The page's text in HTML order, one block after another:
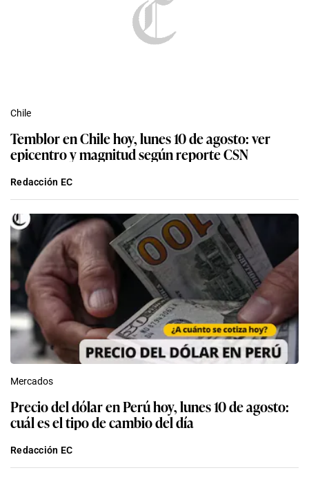
Chile
Temblor en Chile hoy, lunes 10 de agosto: ver
epicentro y magnitud según reporte CSN
Redacción EC
Mercados
Precio del dólar en Perú hoy, lunes 10 de agosto:
cuál es el tipo de cambio del día
Redacción EC